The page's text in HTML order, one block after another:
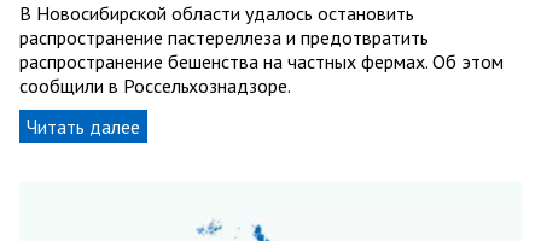
В Новосибирской области удалось остановить
распространение пастереллеза и предотвратить
распространение бешенства на частных фермах. Об этом
сообщили в Россельхознадзоре.
Читать далее